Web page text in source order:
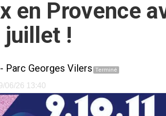
en Provence
juillet !
- Parc Georges Vilers Terminé
06/26 13:40